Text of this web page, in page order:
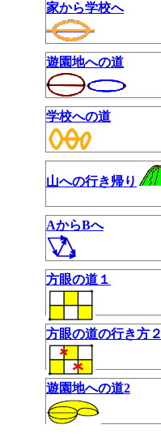
家から学校へ
遊園地への道
学校への道
山への行き帰り
AからBへ
方眼の道１
方眼の道の行き方２
遊園地への道2